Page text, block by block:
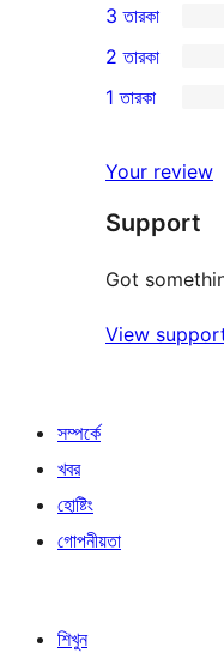
স্টার
রিভিউ
4-
স্টার
রিভিউ
0টি
3-
স্টার
3 তারকা
2-
রিভিউ
2 তারকা
স্টার
রিভিউ
1 তারকা
Your review
Support
Got
View
সম্পর্কে
খবর
হোষ্টিং
গোপনীয়তা
শিখুন